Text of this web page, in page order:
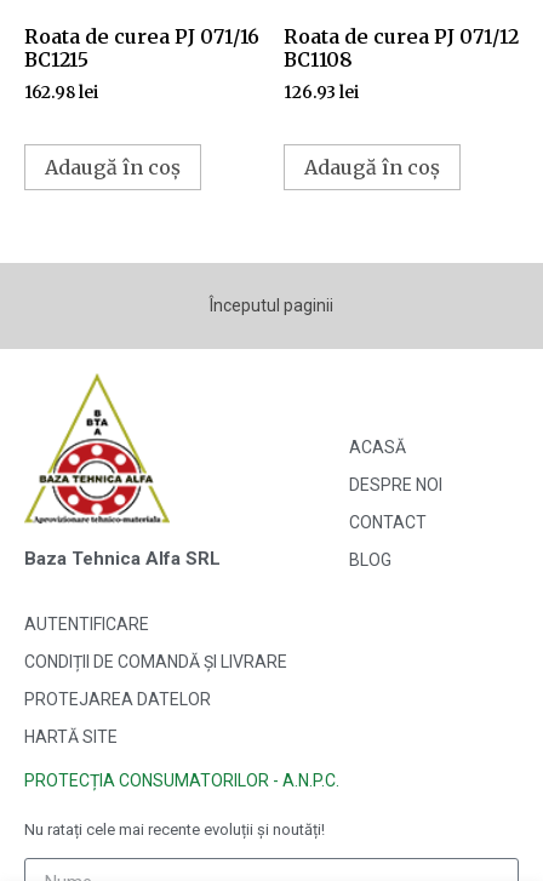
Roata de curea PJ 071/16
BC1215
162.98lei
Adaugă în coș
Roata de curea PJ 071/12
BC1108
126.93 lei
Adaugă în coș
Începutul paginii
Baza Tehnica Alfa SRL
ACASĂ
DESPRE NOI
CONTACT
BLOG
AUTENTIFICARE
CONDIȚII DE COMANDĂ ȘI LIVRARE
PROTEJAREA DATELOR
HARTĂ SITE
PROTECȚIA CONSUMATORILOR - A.N.P.C.
Nu ratați cele mai recente evoluții și noutăți!